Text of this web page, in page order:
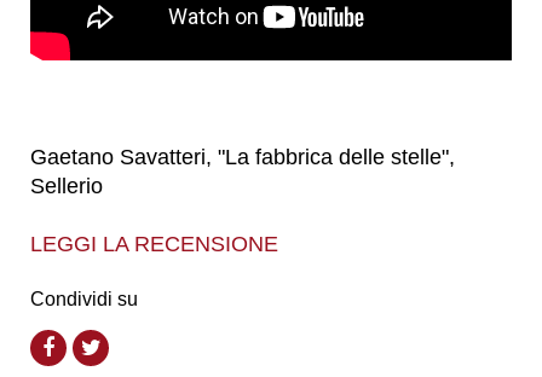
Gaetano Savatteri, "La fabbrica delle stelle",
Sellerio
LEGGI LA RECENSIONE
Condividi su